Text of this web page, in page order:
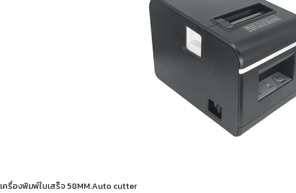
เครื่องพิมพ์ใบเสร็จ 58MM.Auto cutter